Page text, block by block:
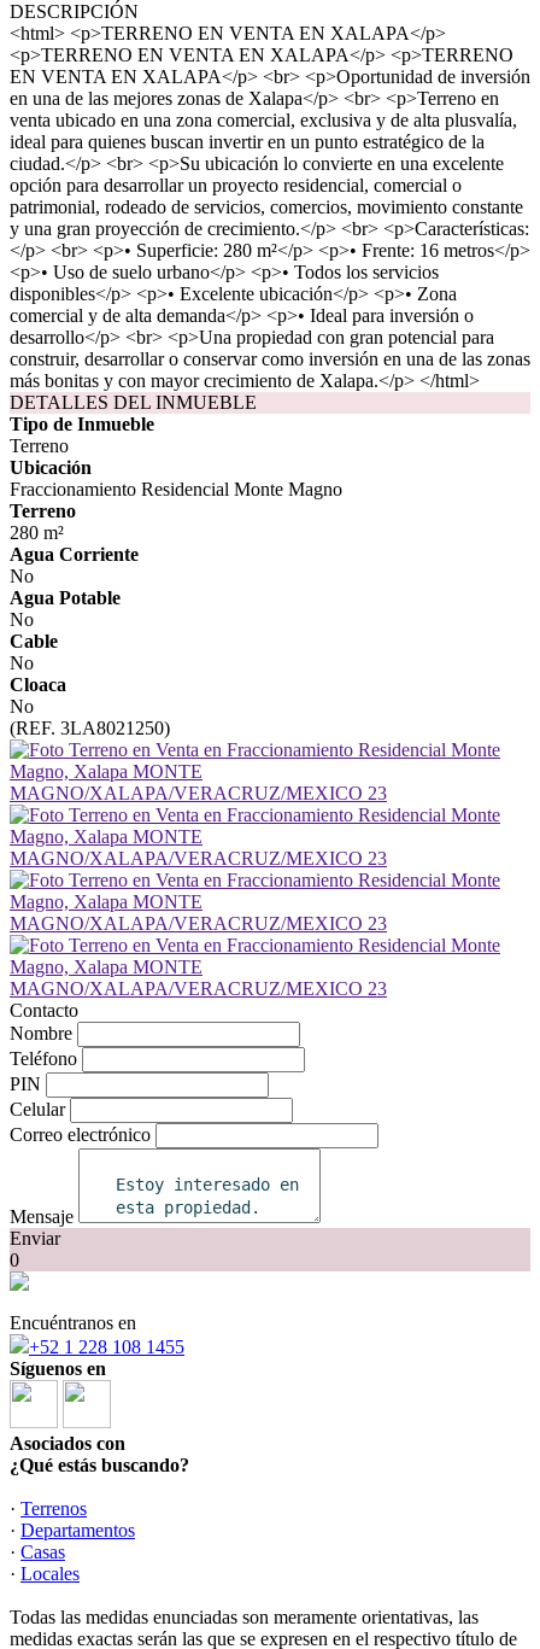
DESCRIPCIÓN
<html> <p>TERRENO EN VENTA EN XALAPA</p>
<p>TERRENO EN VENTA EN XALAPA</p> <p>TERRENO
EN VENTA EN XALAPA</p> <br> <p>Oportunidad de inversión
en una de las mejores zonas de Xalapa</p> <br> <p>Terreno en
venta ubicado en una zona comercial, exclusiva y de alta plusvalía,
ideal para quienes buscan invertir en un punto estratégico de la
ciudad.</p> <br> <p>Su ubicación lo convierte en una excelente
opción para desarrollar un proyecto residencial, comercial o
patrimonial, rodeado de servicios, comercios, movimiento constante
y una gran proyección de crecimiento.</p> <br> <p>Características:
</p> <br> <p>• Superficie: 280 m²</p> <p>• Frente: 16 metros</p>
<p>• Uso de suelo urbano</p> <p>• Todos los servicios
disponibles</p> <p>• Excelente ubicación</p> <p>• Zona
comercial y de alta demanda</p> <p>• Ideal para inversión o
desarrollo</p> <br> <p>Una propiedad con gran potencial para
construir, desarrollar o conservar como inversión en una de las zonas
más bonitas y con mayor crecimiento de Xalapa.</p> </html>
DETALLES DEL INMUEBLE
Tipo de Inmueble
Terreno
Ubicación
Fraccionamiento Residencial Monte Magno
Terreno
280 m²
Agua Corriente
No
Agua Potable
No
Cable
No
Cloaca
No
(REF. 3LA8021250)
Contacto
Nombre
Teléfono
PIN
Celular
Correo electrónico
Mensaje
Enviar
0
Encuéntranos en
+52 1 228 108 1455
Síguenos en
Asociados con
¿Qué estás buscando?
· Terrenos
· Departamentos
· Casas
· Locales
Todas las medidas enunciadas son meramente orientativas, las
medidas exactas serán las que se expresen en el respectivo título de